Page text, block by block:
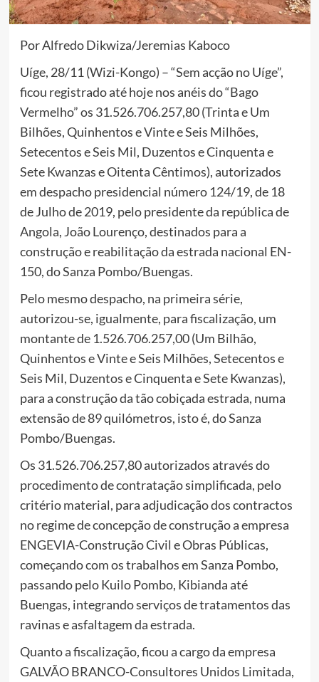
Por Alfredo Dikwiza/Jeremias Kaboco
Uíge, 28/11 (Wizi-Kongo) – “Sem acção no Uíge”,
ficou registrado até hoje nos anéis do “Bago
Vermelho” os 31.526.706.257,80 (Trinta e Um
Bilhões, Quinhentos e Vinte e Seis Milhões,
Setecentos e Seis Mil, Duzentos e Cinquenta e
Sete Kwanzas e Oitenta Cêntimos), autorizados
em despacho presidencial número 124/19, de 18
de Julho de 2019, pelo presidente da república de
Angola, João Lourenço, destinados para a
construção e reabilitação da estrada nacional EN-
150, do Sanza Pombo/Buengas.
Pelo mesmo despacho, na primeira série,
autorizou-se, igualmente, para fiscalização, um
montante de 1.526.706.257,00 (Um Bilhão,
Quinhentos e Vinte e Seis Milhões, Setecentos e
Seis Mil, Duzentos e Cinquenta e Sete Kwanzas),
para a construção da tão cobiçada estrada, numa
extensão de 89 quilómetros, isto é, do Sanza
Pombo/Buengas.
Os 31.526.706.257,80 autorizados através do
procedimento de contratação simplificada, pelo
critério material, para adjudicação dos contractos
no regime de concepção de construção a empresa
ENGEVIA-Construção Civil e Obras Públicas,
começando com os trabalhos em Sanza Pombo,
passando pelo Kuilo Pombo, Kibianda até
Buengas, integrando serviços de tratamentos das
ravinas e asfaltagem da estrada.
Quanto a fiscalização, ficou a cargo da empresa
GALVÃO BRANCO-Consultores Unidos Limitada,